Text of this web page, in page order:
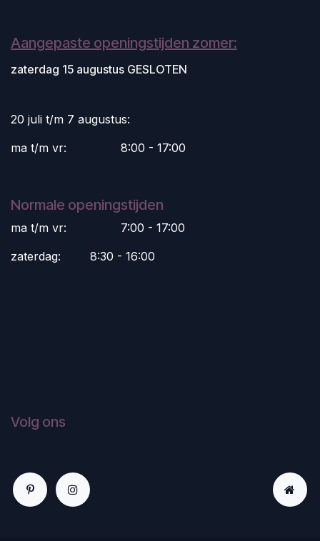
Aangepaste openingstijden zomer:
zaterdag 15 augustus GESLOTEN
20 juli t/m 7 augustus:
ma t/m vr:
​8:00 - 17:00
Normale openingstijden
ma t/m vr:
​7:00 - 17:00
zaterdag:
​8:30 - 16:00
Volg ons